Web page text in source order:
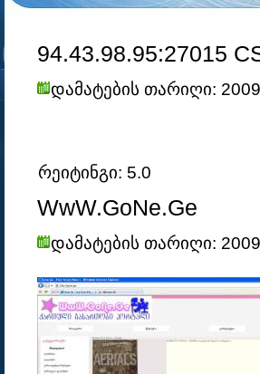
94.43.98.95:27015
დამატების თარიღი:
რეიტინგი: 5.0
WwW.GoNe.Ge
დამატების თარიღი: